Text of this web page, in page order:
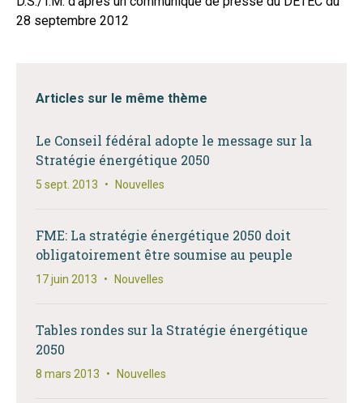
28 septembre 2012
Articles sur le même thème
Le Conseil fédéral adopte le message sur la
Stratégie énergétique 2050
5 sept. 2013 • Nouvelles
FME: La stratégie énergétique 2050 doit
obligatoirement être soumise au peuple
17 juin 2013 • Nouvelles
Tables rondes sur la Stratégie énergétique
2050
8 mars 2013 • Nouvelles